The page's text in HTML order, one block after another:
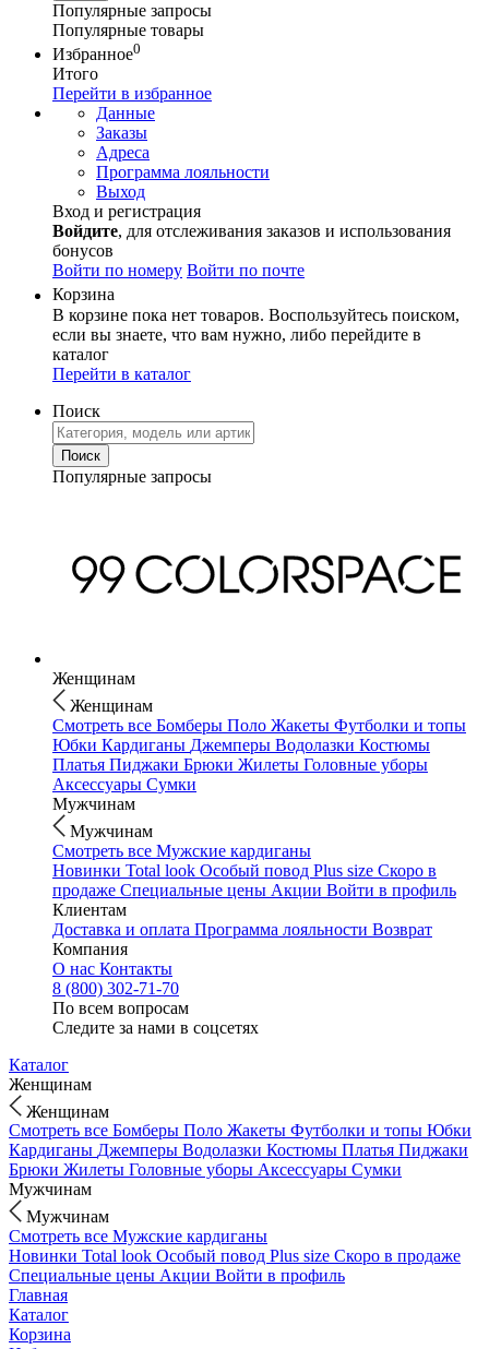
Популярные запросы
Популярные товары
Избранное0
Итого
Перейти в избранное
Данные
Заказы
Адреса
Программа лояльности
Выход
Вход и регистрация
Войдите, для отслеживания заказов и использования
бонусов
Войти по номеру Войти по почте
Корзина
В корзине пока нет товаров. Воспользуйтесь поиском,
если вы знаете, что вам нужно, либо перейдите в
каталог
Перейти в каталог
Поиск
Популярные запросы
Женщинам
Женщинам
Смотреть все Бомберы Поло Жакеты Футболки и топы
Юбки Кардиганы Джемперы Водолазки Костюмы
Платья Пиджаки Брюки Жилеты Головные уборы
Аксессуары Сумки
Мужчинам
Мужчинам
Смотреть все Мужские кардиганы
Новинки Total look Особый повод Plus size Скоро в
продаже Специальные цены Акции Войти в профиль
Клиентам
Доставка и оплата Программа лояльности Возврат
Компания
О нас Контакты
8 (800) 302-71-70
По всем вопросам
Следите за нами в соцсетях
Каталог
Женщинам
Женщинам
Смотреть все Бомберы Поло Жакеты Футболки и топы Юбки
Кардиганы Джемперы Водолазки Костюмы Платья Пиджаки
Брюки Жилеты Головные уборы Аксессуары Сумки
Мужчинам
Мужчинам
Смотреть все Мужские кардиганы
Новинки Total look Особый повод Plus size Скоро в продаже
Специальные цены Акции Войти в профиль
Главная
Каталог
Корзина